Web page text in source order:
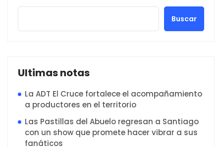
Buscar
Ultimas notas
La ADT El Cruce fortalece el acompañamiento
a productores en el territorio
Las Pastillas del Abuelo regresan a Santiago
con un show que promete hacer vibrar a sus
fanáticos